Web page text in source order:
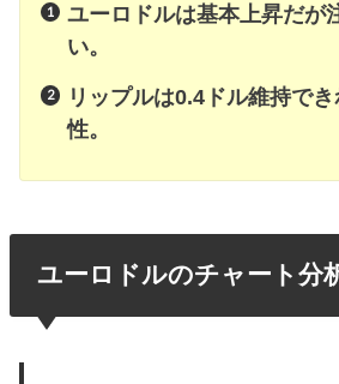
ユーロドルは基本上昇だが
い。
リップルは0.4ドル維持で
性。
ユーロドルのチャート分